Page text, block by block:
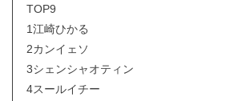
TOP9
1江崎ひかる
2カンイェソ
3シェンシャオティン
4スールイチー